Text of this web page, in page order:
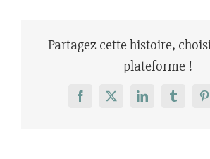
Partagez cette histoire,
plateforme !
Facebook
X LinkedInTumblr